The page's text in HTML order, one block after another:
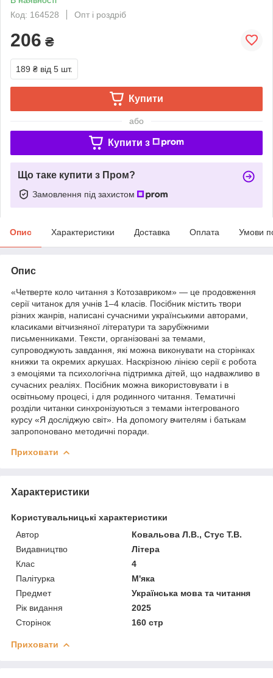
Код: 164528
Опт і роздріб
206 ₴
189 ₴ від 5 шт.
Купити
або
Купити з
Що таке купити з Пром?
Замовлення під захистом
Опис Характеристики Доставка Оплата Умови
Опис
«Четверте коло читання з Котозавриком» — це продовження
серії читанок для учнів 1–4 класів. Посібник містить твори
різних жанрів, написані сучасними українськими авторами,
класиками вітчизняної літератури та зарубіжними
письменниками. Тексти, організовані за темами,
супроводжують завдання, які можна виконувати на сторінках
книжки та окремих аркушах. Наскрізною лінією серії є робота
з емоціями та психологічна підтримка дітей, що надважливо в
сучасних реаліях. Посібник можна використовувати і в
освітньому процесі, і для родинного читання. Тематичні
розділи читанки синхронізуються з темами інтегрованого
курсу «Я досліджую світ». На допомогу вчителям і батькам
запропоновано методичні поради.
Приховати
Характеристики
Користувальницькі характеристики
Автор
Ковальова Л.В., Стус Т.В.
Видавництво
Літера
Клас
4
Палітурка
М'яка
Предмет
Українська мова та читання
Рік видання
2025
Сторінок
160 стр
Приховати